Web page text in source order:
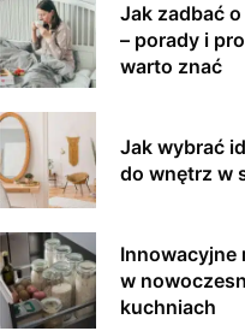
Jak zadbać
– porady i
warto znać
Jak wybrać
do wnętrz w
Innowacyjne
w
kuchniach